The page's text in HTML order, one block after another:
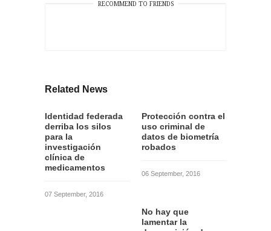
RECOMMEND TO FRIENDS
Related News
Identidad federada
derriba los silos
para la
investigación
clínica de
medicamentos
07 September, 2016
Protección contra el
uso criminal de
datos de biometría
robados
06 September, 2016
No hay que
lamentar la